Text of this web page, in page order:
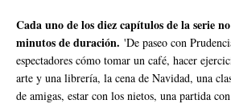
Cada uno de los diez capítulos de la serie
minutos de duración. 'De paseo con
espectadores cómo tomar un café, hacer
arte y una librería, la cena de Navidad, una
de amigas, estar con los nietos, una partida